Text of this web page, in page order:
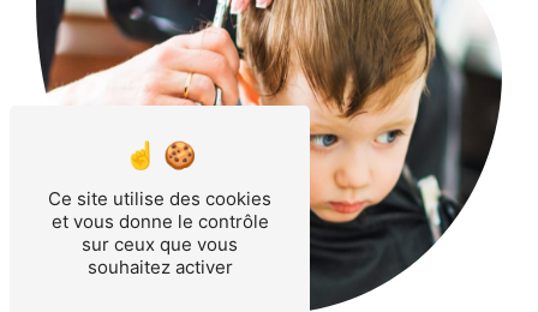
Ce site utilise des cookies
et vous donne le contrôle
sur ceux que vous
souhaitez activer